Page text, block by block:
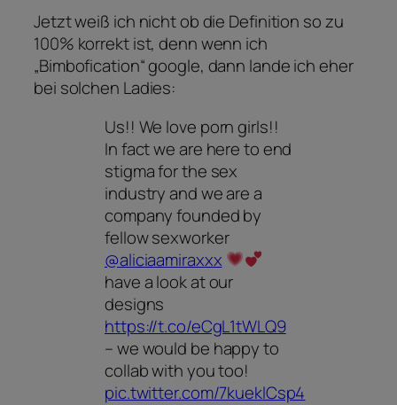
Jetzt weiß ich nicht ob die Definition so zu
100% korrekt ist, denn wenn ich
„Bimbofication“ google, dann lande ich eher
bei solchen Ladies:
Us!! We love porn girls!!
In fact we are here to end
stigma for the sex
industry and we are a
company founded by
fellow sexworker
@aliciaamiraxxx
have a look at our
designs
https://t.co/eCgL1tWLQ9
– we would be happy to
collab with you too!
pic.twitter.com/7kueklCsp4